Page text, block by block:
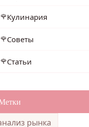
Кулинария
Советы
Статьи
рынка